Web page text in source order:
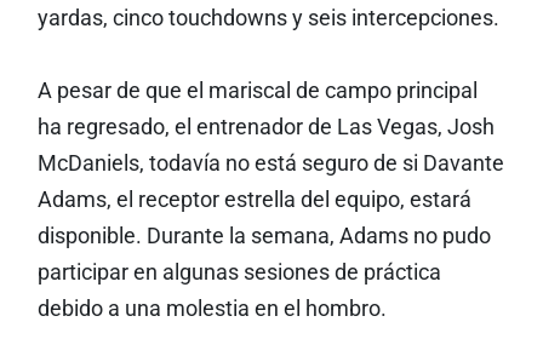
yardas, cinco touchdowns y seis intercepciones.
A pesar de que el mariscal de campo principal
ha regresado, el entrenador de Las Vegas, Josh
McDaniels, todavía no está seguro de si Davante
Adams, el receptor estrella del equipo, estará
disponible. Durante la semana, Adams no pudo
participar en algunas sesiones de práctica
debido a una molestia en el hombro.